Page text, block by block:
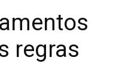
regras